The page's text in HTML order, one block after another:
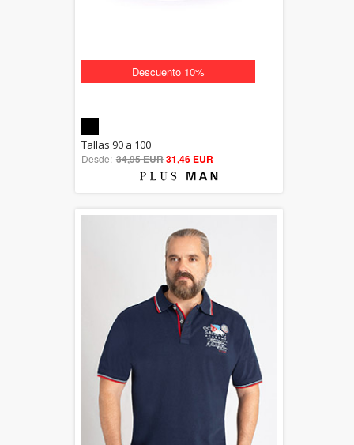
Descuento 10%
5.00
out of 5
Tallas 90 a 100
Desde: 34,95 EUR31,46 EUR